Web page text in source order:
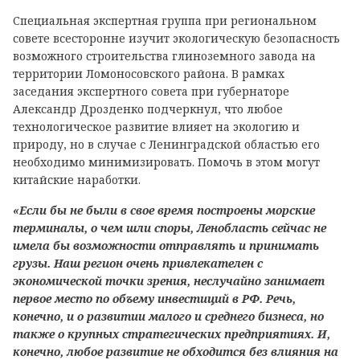
Специальная экспертная группа при региональном
совете всесторонне изучит экологическую безопасность
возможного строительства глиноземного завода на
территории Ломоносовского района. В рамках
заседания экспертного совета при губернаторе
Александр Дрозденко подчеркнул, что любое
технологическое развитие влияет на экологию и
природу, но в случае с Ленинградской областью его
необходимо минимизировать. Помочь в этом могут
китайские наработки.
«Если бы не были в свое время построены морские
терминалы, о чем шли споры, Ленобласть сейчас не
имела бы возможности отправлять и принимать
грузы. Наш регион очень привлекателен с
экономической точки зрения, неслучайно занимает
первое место по объему инвестиций в РФ. Речь,
конечно, и о развитии малого и среднего бизнеса, но
также о крупных стратегических предприятиях. И,
конечно, любое развитие не обходится без влияния на